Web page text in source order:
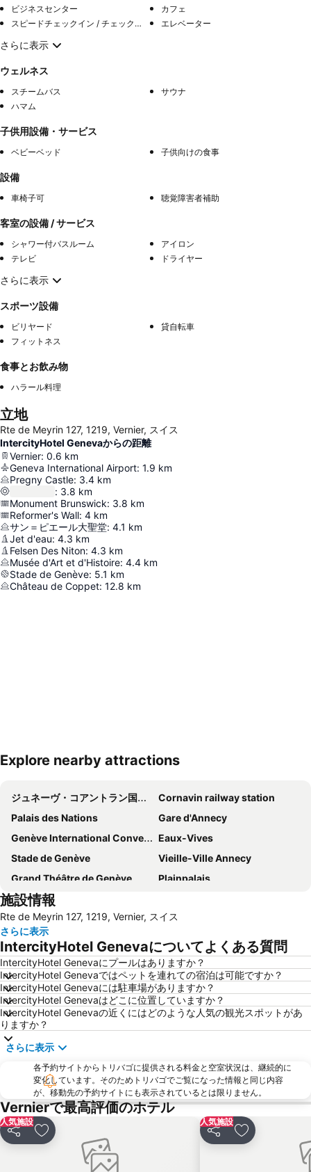
ビジネスセンター
カフェ
スピードチェックイン / チェックアウト
エレベーター
さらに表示
ウェルネス
スチームバス
サウナ
ハマム
子供用設備・サービス
ベビーベッド 子供向けの食事
設備
車椅子可 聴覚障害者補助
客室の設備 / サービス
シャワー付バスルーム
アイロン
テレビ
ドライヤー
さらに表示
スポーツ設備
ビリヤード
貸自転車
フィットネス
食事とお飲み物
ハラール料理
立地
Rte de Meyrin 127, 1219, Vernier, スイス
IntercityHotel Genevaからの距離
Vernier: 0.6 km
Geneva International Airport: 1.9 km
Pregny Castle: 3.4 km
: 3.8 km
Monument Brunswick: 3.8 km
Reformer's Wall: 4 km
サン＝ピエール大聖堂: 4.1 km
Jet d'eau: 4.3 km
Felsen Des Niton: 4.3 km
Musée d'Art et d'Histoire: 4.4 km
Stade de Genève: 5.1 km
Château de Coppet: 12.8 km
地図を拡大
Explore nearby attractions
ジュネーヴ・コアントラン国際空港
Cornavin railway station
Palais des Nations
Gare d'Annecy
Genève International Convention Centre
Eaux-Vives
Stade de Genève
Vieille-Ville Annecy
Grand Théâtre de Genève
Plainpalais
Acacias
Lac Léman
Jonction
Natural history museum
Annecy cinéma italien
Noël des Alpes
Pâquis
Promenade des Bastions
Champel
Maison du Parc du Haut-Jura
Les Jardins Secrets
Jardins de l'Europe
La Clusaz
施設情報
Rte de Meyrin 127, 1219, Vernier, スイス
さらに表示
IntercityHotel Genevaについてよくある質問
IntercityHotel Genevaにプールはありますか？
IntercityHotel Genevaではペットを連れての宿泊は可能ですか？
IntercityHotel Genevaには駐車場がありますか？
IntercityHotel Genevaはどこに位置していますか？
IntercityHotel Genevaの近くにはどのような人気の観光スポットがあ
りますか？
さらに表示
各予約サイトからトリバゴに提供される料金と空室状況は、継続的に
変化しています。そのためトリバゴでご覧になった情報と同じ内容
が、移動先の予約サイトにも表示されているとは限りません。
Vernierで最高評価のホテル
人気施設
シェア お気に入りに追加
人気施設
シェア お気に入りに